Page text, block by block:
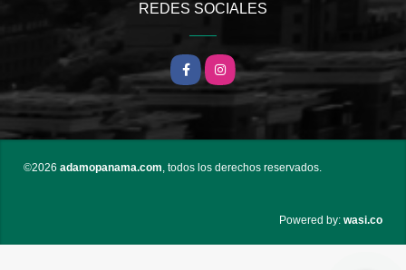
REDES SOCIALES
FacebookInstagram
©2026 adamopanama.com, todos los derechos reservados.
Powered by: wasi.co